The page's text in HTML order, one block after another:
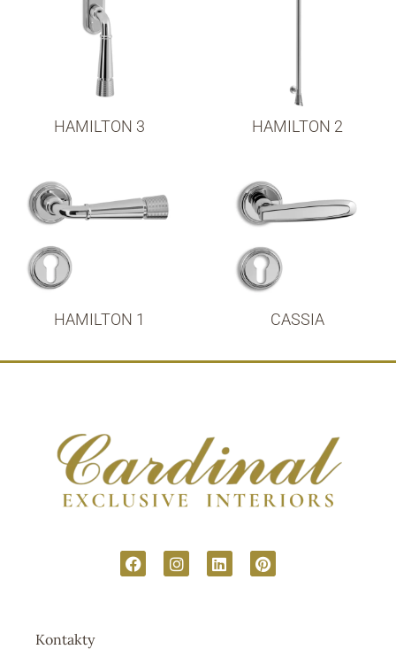
HAMILTON 3 HAMILTON 2
HAMILTON 1 CASSIA
Kontakty